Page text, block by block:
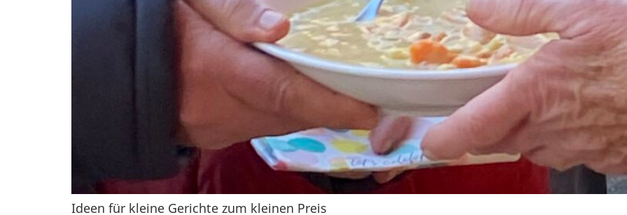
Ideen für kleine Gerichte zum kleinen Preis